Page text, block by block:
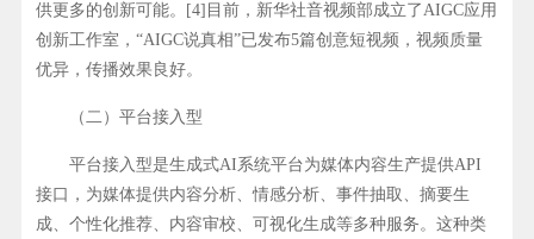
供更多的创新可能。[4]目前，新华社音视频部成立了AIGC应用
创新工作室，“AIGC说真相”已发布5篇创意短视频，视频质量
优异，传播效果良好。
（二）平台接入型
平台接入型是生成式AI系统平台为媒体内容生产提供API
接口，为媒体提供内容分析、情感分析、事件抽取、摘要生
成、个性化推荐、内容审校、可视化生成等多种服务。这种类